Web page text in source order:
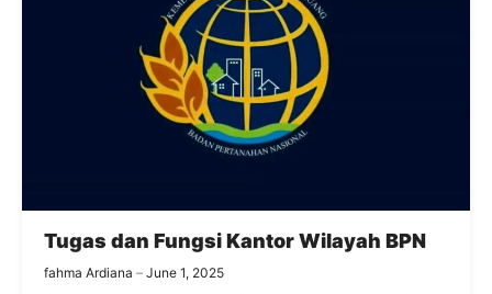
Tugas dan Fungsi Kantor Wilayah BPN
fahma Ardiana June 1, 2025